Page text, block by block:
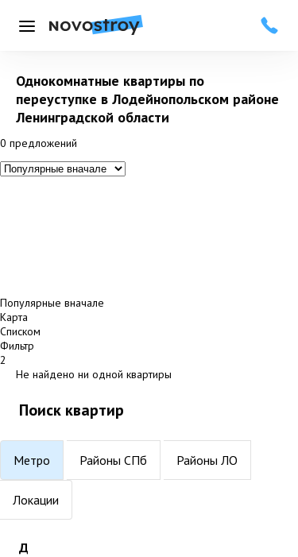
Меню
Однокомнатные квартиры по
переуступке в Лодейнопольском районе
Ленинградской области
0 предложений
Популярные вначале
Карта
Списком
Фильтр
2
Не найдено ни одной квартиры
Поиск квартир
Метро Районы СПб Районы ЛО
Локации
Д